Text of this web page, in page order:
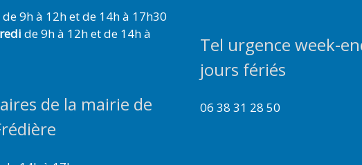
de 9h à 12h et de 14h à 17h30
de 9h à 12h et de 14h à
de la mairie de
Tel urgence week-
jours fériés
06 38 31 28 50